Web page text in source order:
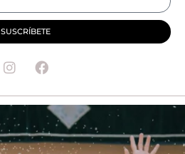
SUSCRÍBETE